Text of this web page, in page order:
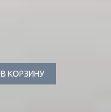
В КОРЗИНУ